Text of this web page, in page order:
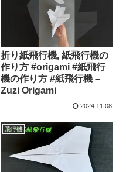
折り紙飛行機, 紙飛行機の
作り方 #origami #紙飛行
機の作り方 #紙飛行機 –
Zuzi Origami
2024.11.08
飛行機